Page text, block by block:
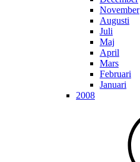
November
Augusti
Juli
Maj
April
Mars
Februari
Januari
2008